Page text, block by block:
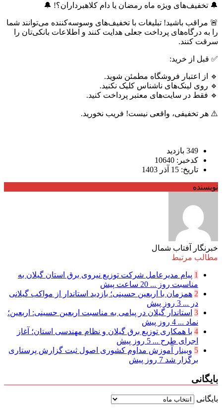
🔔 تخفیف‌های ویژه ماه رمضان یا دام کلاهبرداران؟! 🔔
🚨 مراقب باشید! تبلیغات با تخفیف‌های وسوسه‌کننده می‌توانند شما
را به درگاه‌های پرداخت جعلی هدایت کنند و اطلاعات بانکی‌تان را
سرقت کنند.
✅ قبل از خرید:
🔹 از اعتبار فروشگاه مطمئن شوید.
🔹 روی لینک‌های ناشناس کلیک نکنید.
🔹 فقط در سایت‌های معتبر پرداخت کنید.
⚠️ هر تخفیفی، واقعی نیست! فریب نخورید.
349 بازدید
کدخبر: 10640
تاریخ: 15 آذر 1403
نویسنده
خبرنگار آفتاب شمال
مطالب مرتبط
1 پیام مدیرعامل شركت توزیع نیروی برق استان گیلان به
مناسبت روز ... 20 ساعت پیش
2 همزمان با اربعین حسینی؛ بازدید استاندار از مواکب گیلانی
در ... 3 روز پیش
3 استاندار گیلان در پیامی به مناسبت اربعین حسینی: اربعین؛
نماد ... 4 روز پیش
4 با همکاری توزیع برق گیلان و نظام مهندسی استان؛ آغاز
اجرای طرح ... 5 روز پیش
5 وبینار آموزش مداوم کشوری اصول ثبت گزارش پرستاری
برگزار شد 7 روز پیش
بایگانی
بایگانی